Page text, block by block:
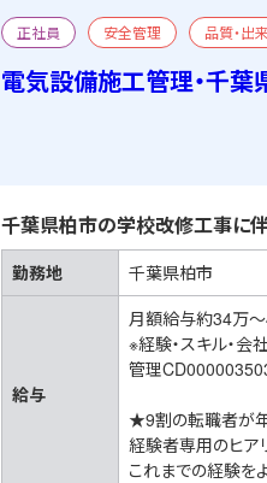
正社員 安全管理 品質・出
宿舎あり
電気設備施工管理・千葉
千葉県柏市の学校改修工事に
勤務地 千葉県柏市
給与
月額給与約34万～
※経験・スキル・会
管理
★9割の転職者が
経験者専用のヒア
これまでの経験を